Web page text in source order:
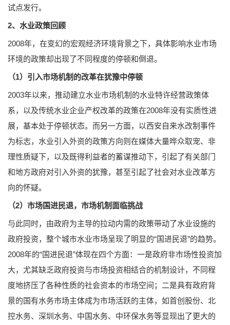
试点发行。
2、水业政策回顾
2008年，在变幻的宏观经济环境背景之下，具体影响水业市场
环境的政策却出现了不同程度的停顿和倒退。
（1）引入市场机制的改革在犹豫中停顿
2003年以来，推动建立水业市场机制的水业特许经营政策体
系，以及传统水业企业产权改革的政策在2008年没有实质性进
展，基本处于停顿状态。而另一方面，以西安自来水改制事件
为标志，水业引入外资的政策方向则在媒体大量哗众取宠、非
理性质疑下，以及既得利益者的蓄谋推动下，引起了有关部门
和地方政府对引入外资的犹豫，甚至引起了社会对水业改革方
向的怀疑。
（2）市场国进民退，市场机制面临挑战
与此同时，由政府为主导的拉动内需的政策带动了水业设施的
政府投资，整个城市水业市场呈现了明显的“国进民退”的趋势。
2008年的“国进民退”体现在四个方面：一是政府非市场性投资加
大，尤其缺乏政府投资与市场投资相结合的机制设计，不同程
度地挤压了各种性质的社会资本的市场空间；二是具有政府背
景的国有水务市场主体成为市场活跃的主体，如首创股份、北
控水务、深圳水务、中国水务、中环保水务等显现出了更大的